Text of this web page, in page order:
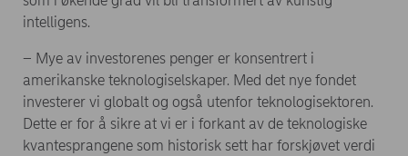
intelligens.
– Mye av investorenes penger er konsentrert i
amerikanske teknologiselskaper. Med det nye fondet
investerer vi globalt og også utenfor teknologisektoren.
Dette er for å sikre at vi er i forkant av de teknologiske
kvantesprangene som historisk sett har forskjøvet verdi